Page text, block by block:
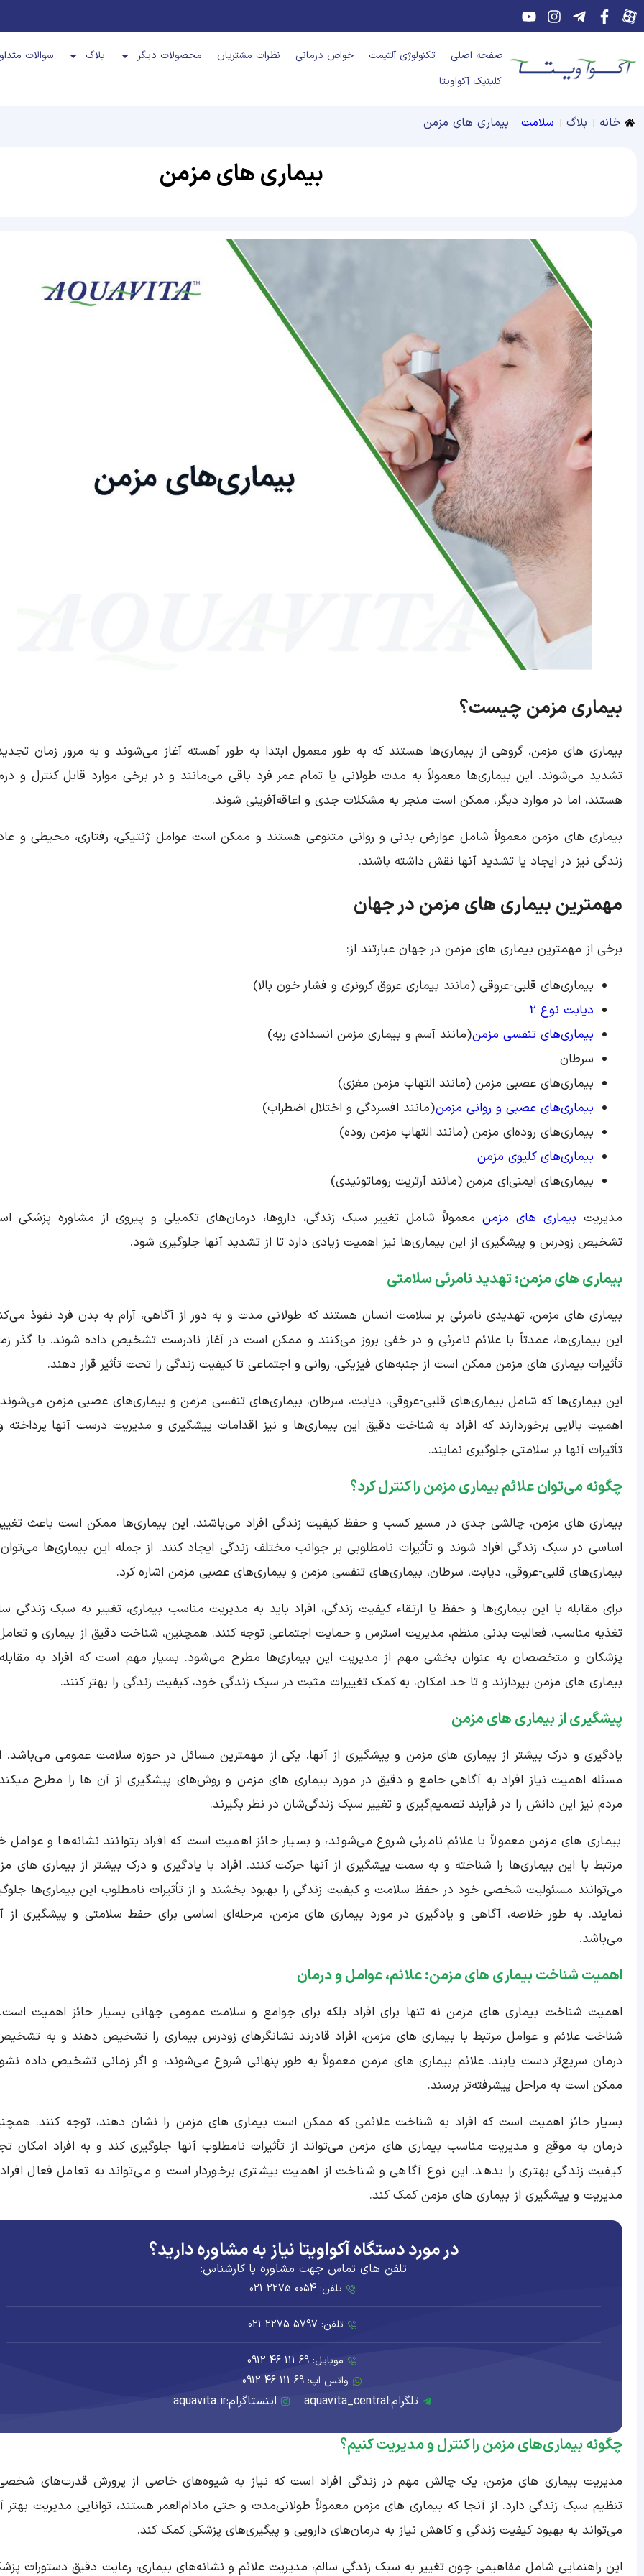
صفحه اصلی تکنولوژی آلتیمت خواصِ درمانی نظرات مشتریان محصولات دیگر بلاگ
سوالات
کلینیک آکواویتا
خانه بلاگ سلامت بیماری های مزمن
بیماری های مزمن
بیماری مزمن چیست؟
بیماری های مزمن، گروهی از بیماری‌ها هستند که به طور معمول ابتدا به طور آهسته آغاز می‌شوند و به مرور زمان
تشدید می‌شوند. این بیماری‌ها معمولاً به مدت طولانی یا تمام عمر فرد باقی می‌مانند و در برخی موارد قابل کنترل و
هستند، اما در موارد دیگر، ممکن است منجر به مشکلات جدی و اعاقه‌آفرینی شوند.
بیماری های مزمن معمولاً شامل عوارض بدنی و روانی متنوعی هستند و ممکن است عوامل ژنتیکی، رفتاری، محیطی و
زندگی نیز در ایجاد یا تشدید آنها نقش داشته باشند.
مهمترین بیماری های مزمن در جهان
برخی از مهمترین بیماری های مزمن در جهان عبارتند از:
بیماری‌های قلبی-عروقی (مانند بیماری عروق کرونری و فشار خون بالا)
دیابت نوع 2
بیماری‌های تنفسی مزمن(مانند آسم و بیماری مزمن انسدادی ریه)
سرطان
بیماری‌های عصبی مزمن (مانند التهاب مزمن مغزی)
بیماری‌های عصبی و روانی مزمن(مانند افسردگی و اختلال اضطراب)
بیماری‌های روده‌ای مزمن (مانند التهاب مزمن روده)
بیماری‌های کلیوی مزمن
بیماری‌های ایمنی‌ای مزمن (مانند آرتریت روماتوئیدی)
مدیریت بیماری های مزمنمعمولاً شامل تغییر سبک زندگی، داروها، درمان‌های تکمیلی و پیروی از مشاوره پزشکی
تشخیص زودرس و پیشگیری از این بیماری‌ها نیز اهمیت زیادی دارد تا از تشدید آنها جلوگیری شود.
بیماری های مزمن: تهدید نامرئی سلامتی
بیماری های مزمن، تهدیدی نامرئی بر سلامت انسان هستند که طولانی مدت و به دور از آگاهی، آرام به بدن فرد نفوذ
این بیماری‌ها، عمدتاً با علائم نامرئی و در خفی بروز می‌کنند و ممکن است در آغاز نادرست تشخیص داده شوند. با گذر
تأثیرات بیماری های مزمن ممکن است از جنبه‌های فیزیکی، روانی و اجتماعی تا کیفیت زندگی را تحت تأثیر قرار دهند.
این بیماری‌ها که شامل بیماری‌های قلبی-عروقی، دیابت، سرطان، بیماری‌های تنفسی مزمن و بیماری‌های عصبی مزمن
اهمیت بالایی برخوردارند که افراد به شناخت دقیق این بیماری‌ها و نیز اقدامات پیشگیری و مدیریت درست آنها پرداخته
تأثیرات آنها بر سلامتی جلوگیری نمایند.
چگونه می‌توان علائم بیماری مزمن را کنترل کرد؟
بیماری های مزمن، چالشی جدی در مسیر کسب و حفظ کیفیت زندگی افراد می‌باشند. این بیماری‌ها ممکن است باعث
اساسی در سبک زندگی افراد شوند و تأثیرات نامطلوبی بر جوانب مختلف زندگی ایجاد کنند. از جمله این بیماری‌ها
بیماری‌های قلبی-عروقی، دیابت، سرطان، بیماری‌های تنفسی مزمن و بیماری‌های عصبی مزمن اشاره کرد.
برای مقابله با این بیماری‌ها و حفظ یا ارتقاء کیفیت زندگی، افراد باید به مدیریت مناسب بیماری، تغییر به سبک زندگی
تغذیه مناسب، فعالیت بدنی منظم، مدیریت استرس و حمایت اجتماعی توجه کنند. همچنین، شناخت دقیق از بیماری و
پزشکان و متخصصان به عنوان بخشی مهم از مدیریت این بیماری‌ها مطرح می‌شود. بسیار مهم است که افراد به
بیماری های مزمن بپردازند و تا حد امکان، به کمک تغییرات مثبت در سبک زندگی خود، کیفیت زندگی را بهتر کنند.
پیشگیری از بیماری های مزمن
یادگیری و درک بیشتر از بیماری های مزمن و پیشگیری از آنها، یکی از مهمترین مسائل در حوزه سلامت عمومی می‌باشد.
مسئله اهمیت نیاز افراد به آگاهی جامع و دقیق در مورد بیماری های مزمن و روش‌های پیشگیری از آن ها را مطرح
مردم نیز این دانش را در فرآیند تصمیم‌گیری و تغییر سبک زندگی‌شان در نظر بگیرند.
بیماری های مزمن معمولاً با علائم نامرئی شروع می‌شوند، و بسیار حائز اهمیت است که افراد بتوانند نشانه‌ها و عوامل
مرتبط با این بیماری‌ها را شناخته و به سمت پیشگیری از آنها حرکت کنند. افراد با یادگیری و درک بیشتر از بیماری های
می‌توانند مسئولیت شخصی خود در حفظ سلامت و کیفیت زندگی را بهبود بخشند و از تأثیرات نامطلوب این بیماری‌ها
نمایند. به طور خلاصه، آگاهی و یادگیری در مورد بیماری های مزمن، مرحله‌ای اساسی برای حفظ سلامتی و پیشگیری از
می‌باشد.
اهمیت شناخت بیماری های مزمن: علائم، عوامل و درمان
اهمیت شناخت بیماری های مزمن نه تنها برای افراد بلکه برای جوامع و سلامت عمومی جهانی بسیار حائز اهمیت
شناخت علائم و عوامل مرتبط با بیماری های مزمن، افراد قادرند نشانگرهای زودرس بیماری را تشخیص دهند و به
درمان سریع‌تر دست یابند. علائم بیماری های مزمن معمولاً به طور پنهانی شروع می‌شوند، و اگر زمانی تشخیص داده
ممکن است به مراحل پیشرفته‌تر برسند.
بسیار حائز اهمیت است که افراد به شناخت علائمی که ممکن است بیماری های مزمن را نشان دهند، توجه کنند.
درمان به موقع و مدیریت مناسب بیماری های مزمن می‌تواند از تأثیرات نامطلوب آنها جلوگیری کند و به افراد امکان
کیفیت زندگی بهتری را بدهد. این نوع آگاهی و شناخت از اهمیت بیشتری برخوردار است و می‌تواند به تعامل فعال
مدیریت و پیشگیری از بیماری های مزمن کمک کند.
در مورد دستگاه آکواویتا نیاز به مشاوره دارید؟
تلفن های تماس جهت مشاوره با کارشناس:
تلفن: 0054 2275 021
تلفن: 5797 2275 021
موبایل: 69 111 46 0912
واتس اپ: 69 111 46 0912
تلگرام:aquavita_central اینستاگرام:aquavita.ir
چگونه بیماری‌های مزمن را کنترل و مدیریت کنیم؟
مدیریت بیماری های مزمن، یک چالش مهم در زندگی افراد است که نیاز به شیوه‌های خاصی از پرورش قدرت‌های
تنظیم سبک زندگی دارد. از آنجا که بیماری های مزمن معمولاً طولانی‌مدت و حتی مادام‌العمر هستند، توانایی مدیریت بهتر
می‌تواند به بهبود کیفیت زندگی و کاهش نیاز به درمان‌های دارویی و پیگیری‌های پزشکی کمک کند.
این راهنمایی شامل مفاهیمی چون تغییر به سبک زندگی سالم، مدیریت علائم و نشانه‌های بیماری، رعایت دقیق دستورات